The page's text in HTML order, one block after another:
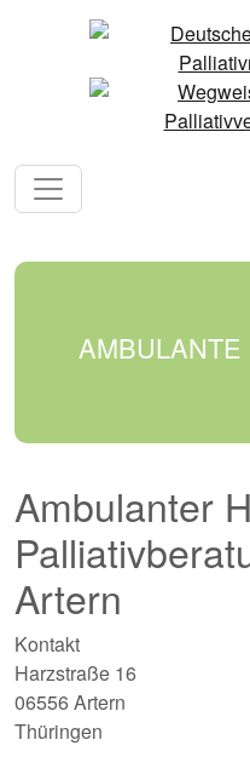
Ambulanter
Artern
Kontakt
Harzstraße 16
06556 Artern
Thüringen